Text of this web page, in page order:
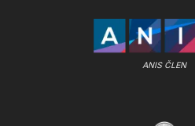
ANIS ČLEN